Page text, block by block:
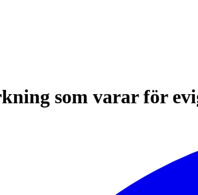
som varar för